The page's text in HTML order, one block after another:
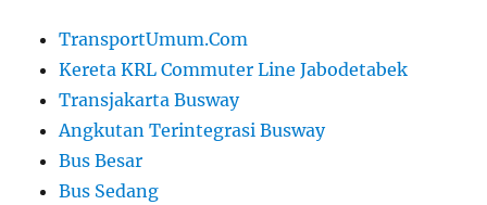
TransportUmum.Com
Kereta KRL Commuter Line Jabodetabek
Transjakarta Busway
Angkutan Terintegrasi Busway
Bus Besar
Bus Sedang